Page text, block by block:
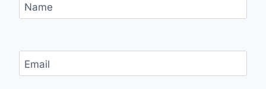
Name
Email